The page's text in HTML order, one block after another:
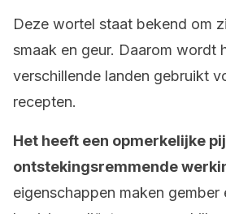
Deze wortel staat bekend om
smaak en geur. Daarom wordt
verschillende landen gebruikt
recepten.
Het heeft een opmerkelijke
ontstekingsremmende
eigenschappen maken gember